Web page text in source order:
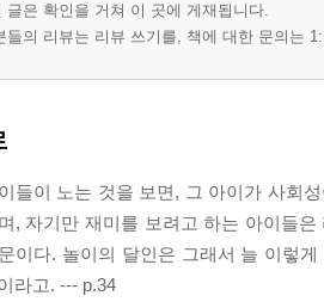
글은 확인을 거쳐 이 곳에 게재됩니다.
들의 리뷰는 리뷰 쓰기를, 책에 대한 문의는
들이 노는 것을 보면, 그 아이가 사회
, 자기만 재미를 보려고 하는 아이들
이다. 놀이의 달인은 그래서 늘 이렇
라고. --- p.34